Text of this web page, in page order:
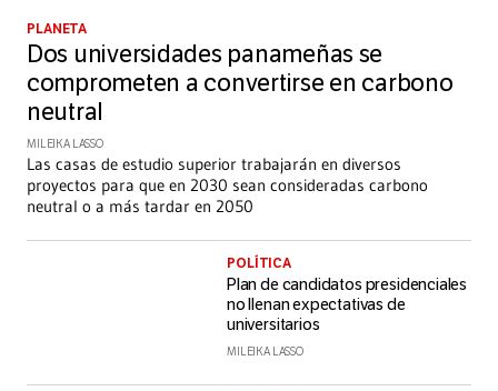
PLANETA
Dos universidades panameñas se
comprometen a convertirse en carbono
neutral
MILEIKA LASSO
Las casas de estudio superior trabajarán en diversos
proyectos para que en 2030 sean consideradas carbono
neutral o a más tardar en 2050
POLÍTICA
Plan de candidatos presidenciales
no llenan expectativas de
universitarios
MILEIKA LASSO